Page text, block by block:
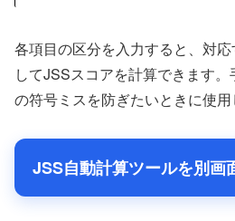
各項目の区分を入力すると、対
してJSSスコアを計算できます
の符号ミスを防ぎたいときに使用
JSS自動計算ツールを別画